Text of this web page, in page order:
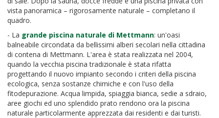
vista panoramica – rigorosamente naturale – completano il
quadro.
- La grande piscina naturale di Mettmann: un'oasi
balneabile circondata da bellissimi alberi secolari nella cittadina
di contena di Mettmann. L'area è stata realizzata nel 2004,
quando la vecchia piscina tradizionale è stata rifatta
progettando il nuovo impianto secondo i criteri della piscina
ecologica, senza sostanze chimiche e con l'uso della
fitodepurazione. Acqua limpida, spiaggia bianca, sedie a sdraio,
aree giochi ed uno splendido prato rendono ora la piscina
naturale particolarmente apprezzata dai residenti e dai turisti.